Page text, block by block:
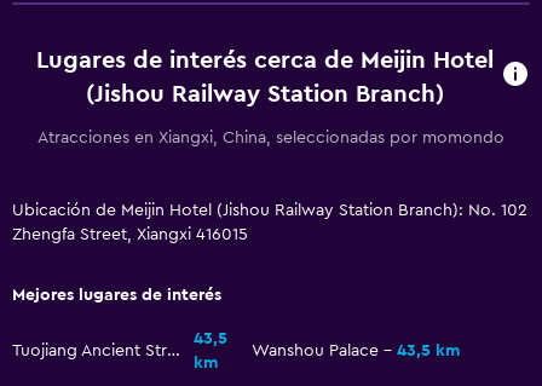
Lugares de interés cerca de Meijin Hotel
(Jishou Railway Station Branch)
Atracciones en Xiangxi, China, seleccionadas por momondo
Ubicación de Meijin Hotel (Jishou Railway Station Branch): No. 102
Zhengfa Street, Xiangxi 416015
Mejores lugares de interés
Tuojiang Ancient Street
43,5
km
Wanshou Palace 43,5 km